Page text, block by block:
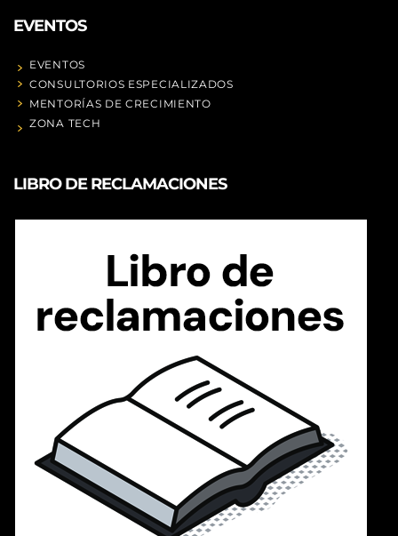
EVENTOS
EVENTOS
CONSULTORIOS ESPECIALIZADOS
MENTORÍAS DE CRECIMIENTO
ZONA TECH
LIBRO DE RECLAMACIONES